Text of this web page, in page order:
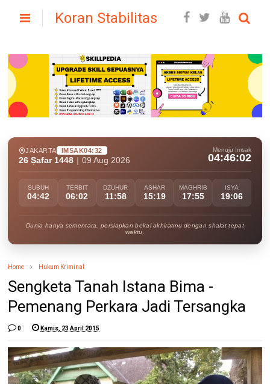
Koran Stabilitas
JAKARTA IMSAK04:32
26 Ṣafar 1448 09 Aug 2026
Menuju Imsak
04:46:01
SUBUH
04:42
TERBIT
06:02
DZUHUR
11:58
ASHAR
15:19
MAGHRIB
17:55
ISYA
19:06
Dunia hanya sementara, persiapkan bekal akhiratmu dengan shalat tepat
waktu.
Home Hukum Kriminal
Sengketa Tanah Istana Bima -
Pemenang Perkara Jadi Tersangka
0 Kamis, 23 April 2015